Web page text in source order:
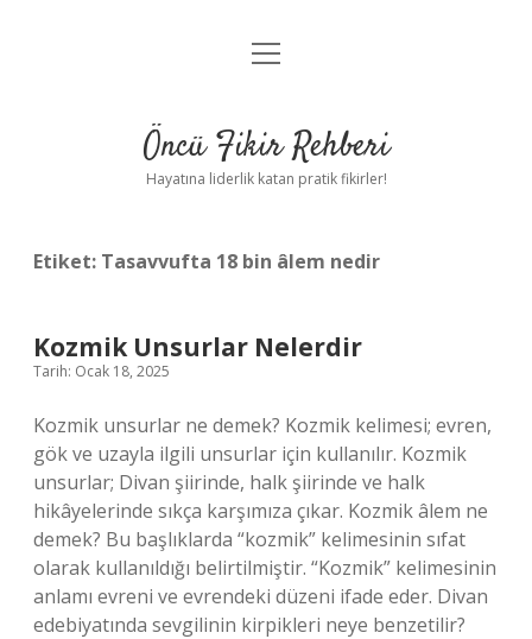
Anasayfa
Yasal Uyarı
menüyü
Öncü Fikir Rehberi
Hayatına liderlik katan pratik fikirler!
Etiket: Tasavvufta 18 bin âlem nedir
Kozmik Unsurlar Nelerdir
Tarih: Ocak 18, 2025
Kozmik unsurlar ne demek? Kozmik kelimesi; evren,
gök ve uzayla ilgili unsurlar için kullanılır. Kozmik
unsurlar; Divan şiirinde, halk şiirinde ve halk
hikâyelerinde sıkça karşımıza çıkar. Kozmik âlem ne
demek? Bu başlıklarda “kozmik” kelimesinin sıfat
olarak kullanıldığı belirtilmiştir. “Kozmik” kelimesinin
anlamı evreni ve evrendeki düzeni ifade eder. Divan
edebiyatında sevgilinin kirpikleri neye benzetilir?